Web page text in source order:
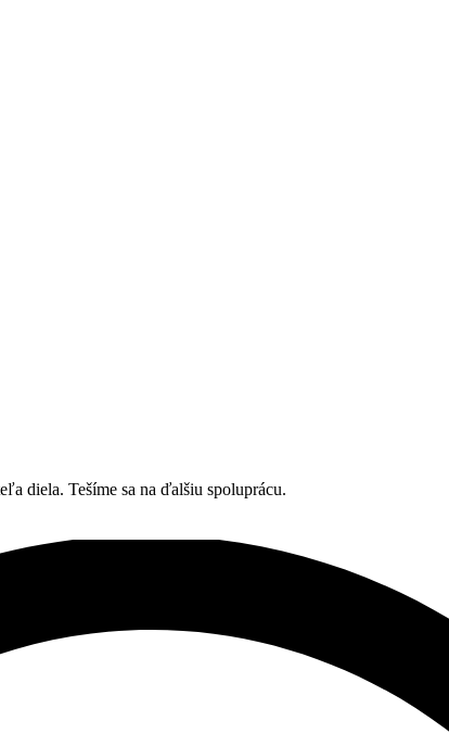
diela. Tešíme sa na ďalšiu spoluprácu.